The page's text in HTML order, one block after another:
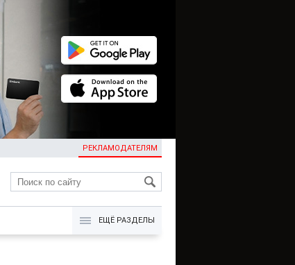
РЕКЛАМОДАТЕЛЯМ
KG
ЕЩЁ РАЗДЕЛЫ